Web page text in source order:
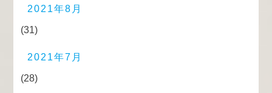
2021年8月
(31)
2021年7月
(28)